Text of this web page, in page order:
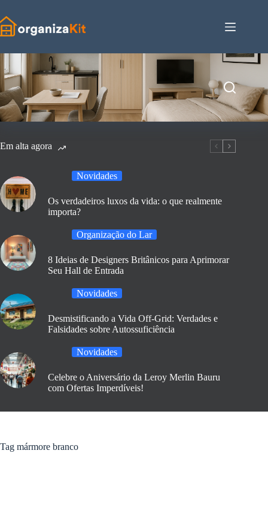
para
o
conteúdo
Em alta agora
Novidades
Os verdadeiros luxos da vida: o que realmente
importa?
Organização do Lar
8 Ideias de Designers Britânicos para Aprimorar
Seu Hall de Entrada
Novidades
Desmistificando a Vida Off-Grid: Verdades e
Falsidades sobre Autossuficiência
Novidades
Celebre o Aniversário da Leroy Merlin Bauru
com Ofertas Imperdíveis!
Tag mármore branco